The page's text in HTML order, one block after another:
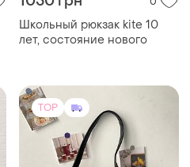
2695 грн 32
Стильная плетеная сумка-
TOP